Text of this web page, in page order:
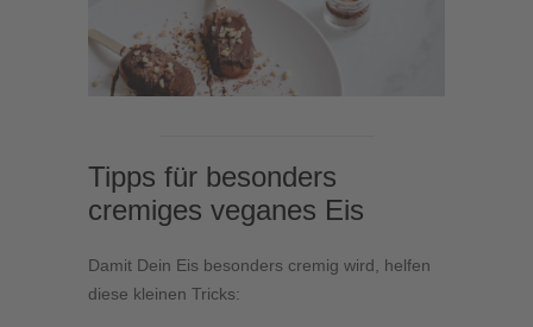
Tipps für besonders
cremiges veganes Eis
Damit Dein Eis besonders cremig wird, helfen
diese kleinen Tricks: